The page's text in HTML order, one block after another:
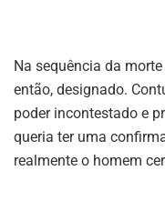
Na sequência da
então, designado.
poder incontestado e
queria ter uma
realmente o homem